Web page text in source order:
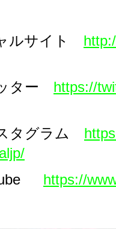
ルサイト
ター https://
タグラム
https://